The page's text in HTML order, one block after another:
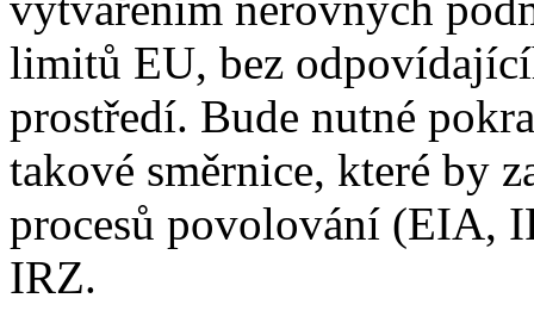
limitů EU, bez
prostředí. Bude nutné
takové směrnice, které by
procesů povolování (EIA,
IRZ.